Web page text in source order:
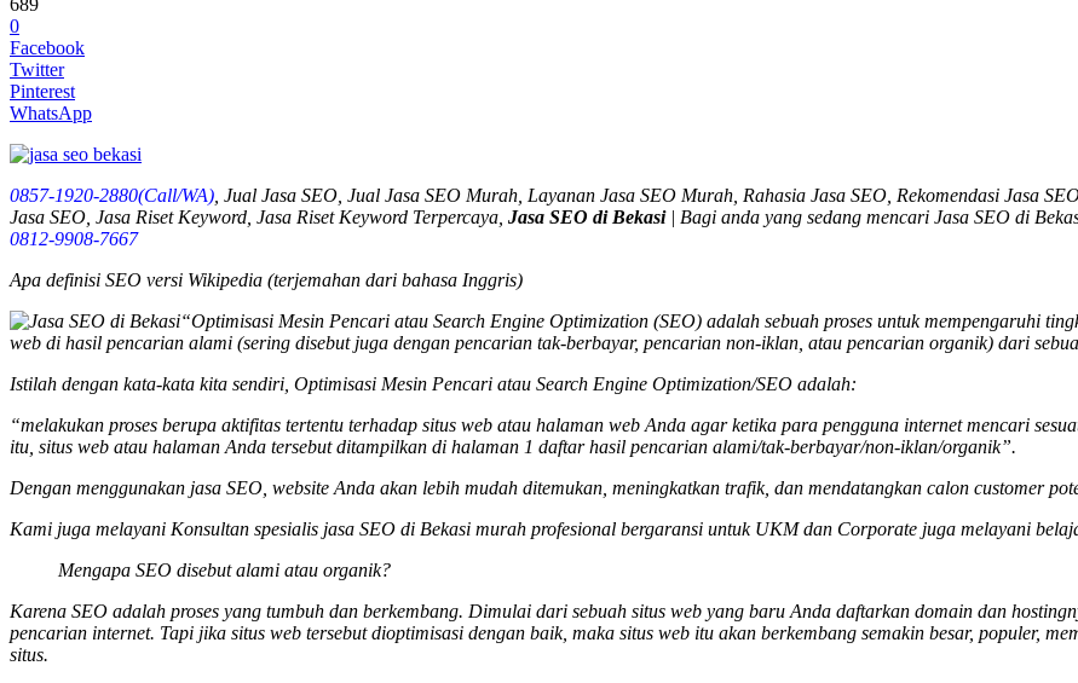
0
Facebook
Twitter
Pinterest
WhatsApp
0857-1920-2880(Call/WA) , Jual Jasa SEO, Jual Jasa SEO Murah, Layanan Jasa SEO Murah, Rahasia Jasa SEO, Rekomendasi Jasa
Jasa SEO, Jasa Riset Keyword, Jasa Riset Keyword Terpercaya, Jasa SEO di Bekasi| Bagi anda yang sedang mencari Jasa SEO di
0812-9908-7667
Apa definisi SEO versi Wikipedia (terjemahan dari bahasa Inggris)
“Optimisasi Mesin Pencari atau Search Engine Optimization (SEO) adalah sebuah proses untuk mempengaruhi
web di hasil pencarian alami (sering disebut juga dengan pencarian tak-berbayar, pencarian non-iklan, atau pencarian organik) dari
Istilah dengan kata-kata kita sendiri, Optimisasi Mesin Pencari atau Search Engine Optimization/SEO adalah:
“melakukan proses berupa aktifitas tertentu terhadap situs web atau halaman web Anda agar ketika para pengguna internet mencari
itu, situs web atau halaman Anda tersebut ditampilkan di halaman 1 daftar hasil pencarian alami/tak-berbayar/non-iklan/organik”.
Dengan menggunakan jasa SEO, website Anda akan lebih mudah ditemukan, meningkatkan trafik, dan mendatangkan calon customer
Kami juga melayani Konsultan spesialis jasa SEO di Bekasi murah profesional bergaransi untuk UKM dan Corporate juga melayani
Mengapa SEO disebut alami atau organik?
Karena SEO adalah proses yang tumbuh dan berkembang. Dimulai dari sebuah situs web yang baru Anda daftarkan domain dan
pencarian internet. Tapi jika situs web tersebut dioptimisasi dengan baik, maka situs web itu akan berkembang semakin besar, populer,
situs.